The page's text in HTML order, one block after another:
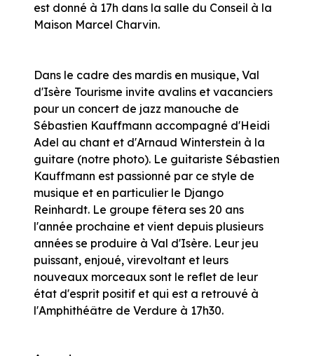
est donné à 17h dans la salle du Conseil à la
Maison Marcel Charvin.
Dans le cadre des mardis en musique, Val
d'Isère Tourisme invite avalins et vacanciers
pour un concert de jazz manouche de
Sébastien Kauffmann accompagné d'Heidi
Adel au chant et d'Arnaud Winterstein à la
guitare (notre photo). Le guitariste Sébastien
Kauffmann est passionné par ce style de
musique et en particulier le Django
Reinhardt. Le groupe fêtera ses 20 ans
l'année prochaine et vient depuis plusieurs
années se produire à Val d'Isère. Leur jeu
puissant, enjoué, virevoltant et leurs
nouveaux morceaux sont le reflet de leur
état d'esprit positif et qui est a retrouvé à
l'Amphithéâtre de Verdure à 17h30.